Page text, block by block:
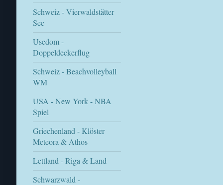
Schweiz - Vierwaldstätter
See
Usedom -
Doppeldeckerflug
Schweiz - Beachvolleyball
WM
USA - New York - NBA
Spiel
Griechenland - Klöster
Meteora & Athos
Lettland - Riga & Land
Schwarzwald -